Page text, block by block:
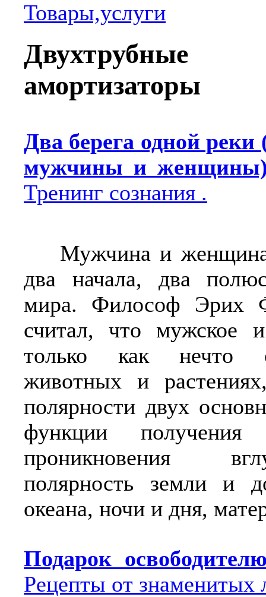
Товары,услуги
Двухтрубные
амортизаторы
Два берега одной реки
мужчины и
Тренинг сознания .
Мужчина и
два начала, два
мира. Философ Эрих
считал, что мужское
только как нечто
животных и
полярности двух
функции
проникновения
полярность земли и
океана, ночи и дня,
Подарок
Рецепты от знаменитых